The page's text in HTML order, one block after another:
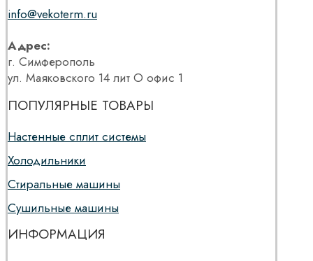
info@vekoterm.ru
Адрес:
г. Симферополь
ул. Маяковского 14 лит О офис 1
ПОПУЛЯРНЫЕ ТОВАРЫ
Настенные сплит системы
Холодильники
Стиральные машины
Сушильные машины
ИНФОРМАЦИЯ